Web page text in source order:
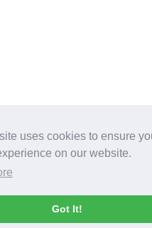
uses cookies to ensure
on our website.
Got It!